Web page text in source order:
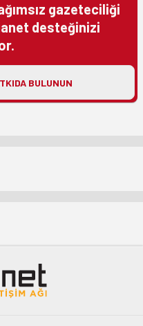
gazeteciliği
desteğinizi
BULUNUN